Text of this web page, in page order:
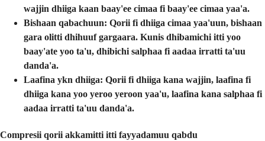
wajjin dhiiga kaan baay'ee cimaa fi baay'ee cimaa yaa'a.
Bishaan qabachuun: Qorii fi dhiiga cimaa yaa'uun, bishaan
gara olitti dhihuuf gargaara. Kunis dhibamichi itti yoo
baay'ate yoo ta'u, dhibichi salphaa fi aadaa irratti ta'uu
danda'a.
Laafina ykn dhiiga: Qorii fi dhiiga kana wajjin, laafina fi
dhiiga kana yoo yeroo yeroon yaa'u, laafina kana salphaa fi
aadaa irratti ta'uu danda'a.
Compresii qorii akkamitti itti fayyadamuu qabdu